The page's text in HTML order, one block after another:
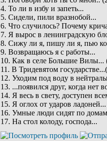
4. То ли в избу и запеть...
5. Сидели, пили вразнобой...
6. Что случилось? Почему
7. Я вырос в ленинградскую
8. Сижу ли я, пишу ли я, пью
9. Возвращаюсь я с работы...
10. Как в селе Большие Вилы...
11. В Тридевятом
12. Уходим под воду в
13. ...появился друг, когда нет
14. Я весь в свету, доступен
15. Я оглох от ударов ладоней...
16. Умные люди сидят по
17. На стол колоду, господа...